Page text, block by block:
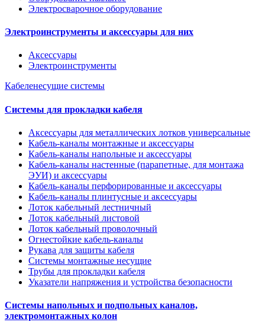
Электросварочное оборудование
Электроинструменты и аксессуары для них
Аксессуары
Электроинструменты
Кабеленесущие системы
Системы для прокладки кабеля
Аксессуары для металлических лотков универсальные
Кабель-каналы монтажные и аксессуары
Кабель-каналы напольные и аксессуары
Кабель-каналы настенные (парапетные, для монтажа
ЭУИ) и аксессуары
Кабель-каналы перфорированные и аксессуары
Кабель-каналы плинтусные и аксессуары
Лоток кабельный лестничный
Лоток кабельный листовой
Лоток кабельный проволочный
Огнестойкие кабель-каналы
Рукава для защиты кабеля
Системы монтажные несущие
Трубы для прокладки кабеля
Указатели напряжения и устройства безопасности
Системы напольных и подпольных каналов,
электромонтажных колон